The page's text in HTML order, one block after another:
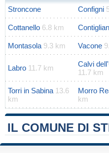
Stroncone Configni
Cottanello 6.8 km
Montasola 9.3 km Vacone
Labro 11.7 km
Calvi
11.7 km
Torri in Sabina 13.6
km
Morro
km
IL COMUNE DI